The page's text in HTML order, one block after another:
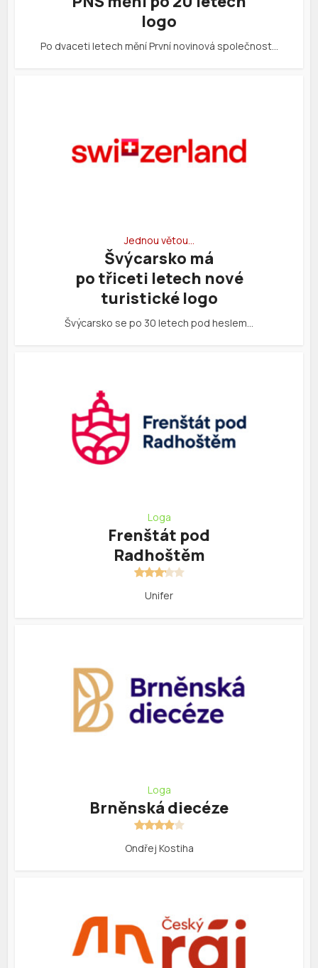
logo
Po dvaceti letech mění První novinová společnost…
Jednou větou…
Švýcarsko má
po třiceti letech nové
turistické logo
Švýcarsko se po 30 letech pod heslem…
Loga
Frenštát pod
Radhoštěm
Unifer
Loga
Brněnská diecéze
Ondřej Kostiha